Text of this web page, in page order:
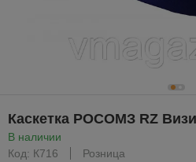
Каскетка РОСОМЗ RZ
В наличии
Код: К716
Розница